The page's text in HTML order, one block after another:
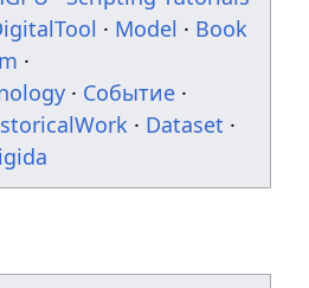
· Model · Book
·
· Событие ·
· Dataset ·